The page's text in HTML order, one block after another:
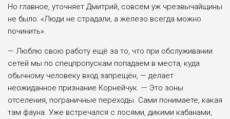
Но главное, уточняет Дмитрий, совсем уж чрезвычайщины
не было: «Люди не страдали, а железо всегда можно
починить».
— Люблю свою работу ещё за то, что при обслуживании
сетей мы по спецпропускам попадаем в места, куда
обычному человеку вход запрещён, — делает
неожиданное признание Корнейчук. — Это зоны
отселения, пограничные переходы. Сами понимаете, какая
там фауна. Уже встречался с лосями, дикими кабанами,